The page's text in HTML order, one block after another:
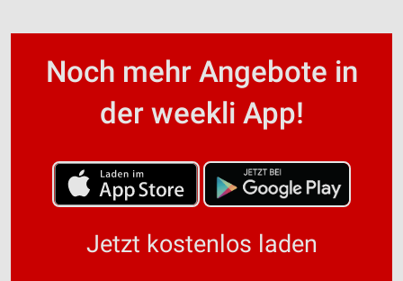
Noch mehr Angebote in
der weekli App!
Jetzt kostenlos laden